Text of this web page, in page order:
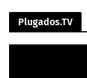
Plugados.TV